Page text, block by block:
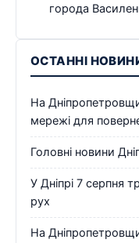
города
ОСТАННІ
На
мережі для
Головні новини
У Дніпрі 7 серпня
рух
На